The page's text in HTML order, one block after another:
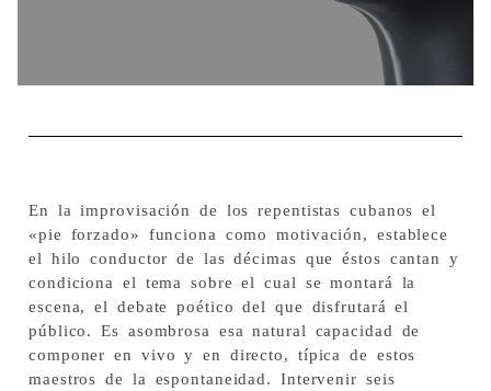
En la improvisación de los repentistas cubanos el
«pie forzado» funciona como motivación, establece
el hilo conductor de las décimas que éstos cantan y
condiciona el tema sobre el cual se montará la
escena, el debate poético del que disfrutará el
público. Es asombrosa esa natural capacidad de
componer en vivo y en directo, típica de estos
maestros de la espontaneidad. Intervenir seis